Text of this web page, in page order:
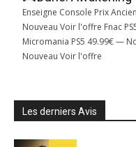
Enseigne Console Prix
Nouveau Voir l'offre Fnac
Micromania PS5 49.99€ —
Nouveau Voir l'offre
Les derniers Avis